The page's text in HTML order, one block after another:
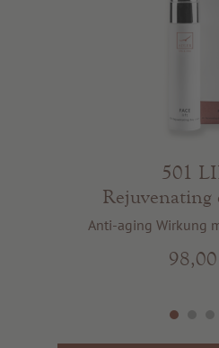
501
Rejuvenating
Anti-aging Wirkung